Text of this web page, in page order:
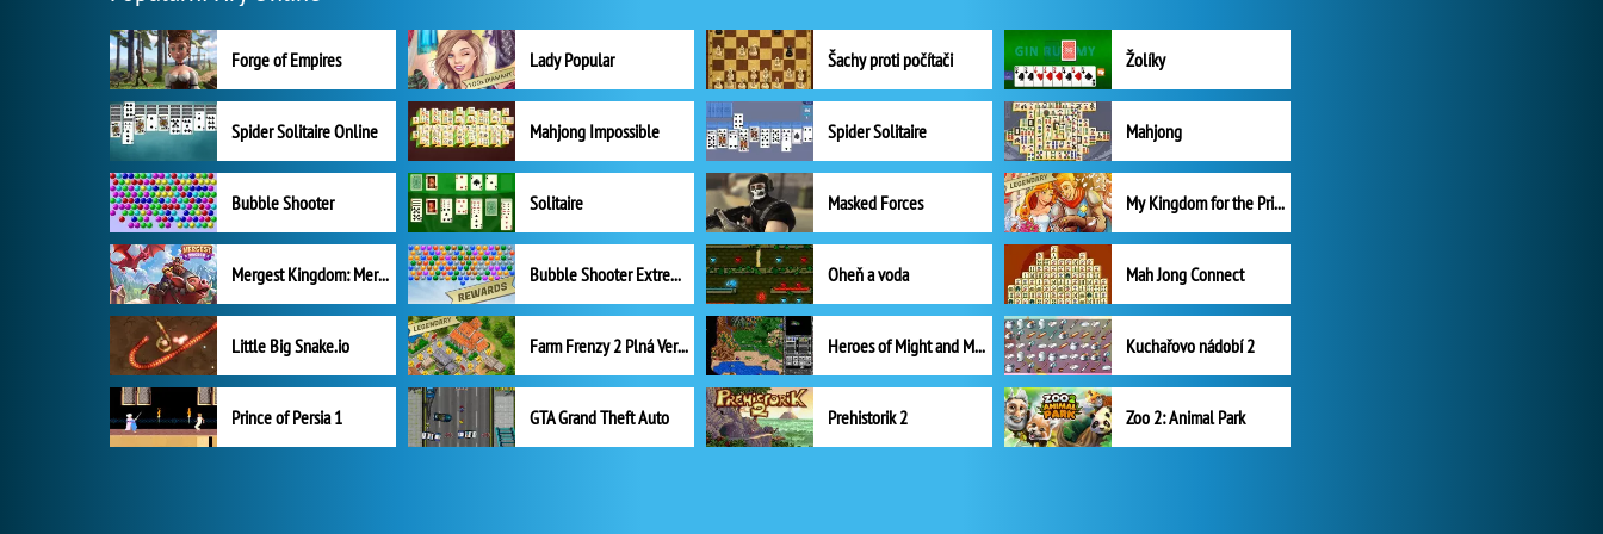
Forge of Empires Lady Popular Šachy proti počítači Žolíky
Spider Solitaire Online Mahjong Impossible Spider Solitaire Mahjong
Bubble Shooter Solitaire Masked Forces My Kingdom for the Princess Plná verze
Mergest Kingdom: Merge Puzzle Bubble Shooter Extreme Oheň a voda Mah Jong Connect
Little Big Snake.io Farm Frenzy 2 Plná Verze Heroes of Might and Magic II Kuchařovo nádobí 2
Prince of Persia 1 GTA Grand Theft Auto Prehistorik 2 Zoo 2: Animal Park